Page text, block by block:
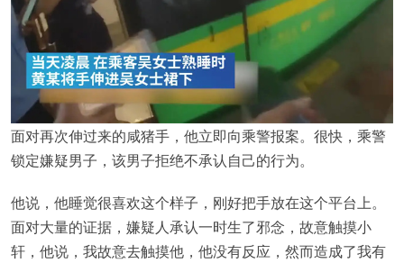
面对再次伸过来的咸猪手，他立即向乘警报案。很快，乘警
锁定嫌疑男子，该男子拒绝不承认自己的行为。
他说，他睡觉很喜欢这个样子，刚好把手放在这个平台上。
面对大量的证据，嫌疑人承认一时生了邪念，故意触摸小
轩，他说，我故意去触摸他，他没有反应，然而造成了我有